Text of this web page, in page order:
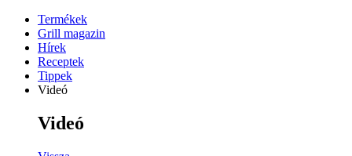
Termékek
Grill magazin
Hírek
Receptek
Tippek
Videó
Videó